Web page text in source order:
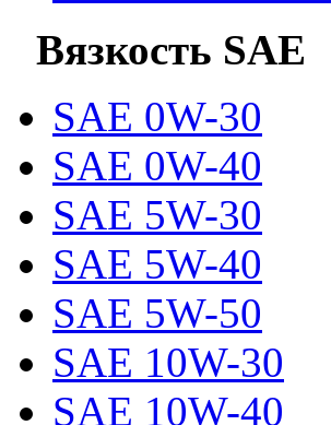
Вязкость SAE
SAE 0W-30
SAE 0W-40
SAE 5W-30
SAE 5W-40
SAE 5W-50
SAE 10W-30
SAE 10W-40